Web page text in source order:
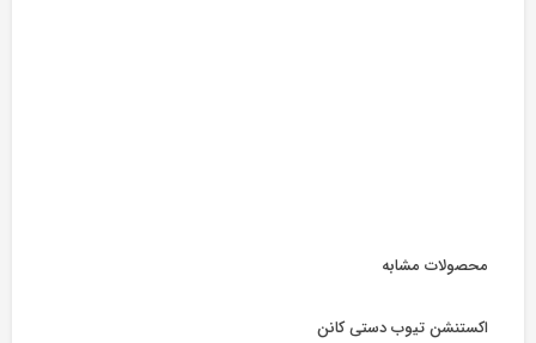
محصولات مشابه
اکستنشن تیوب دستی کانن